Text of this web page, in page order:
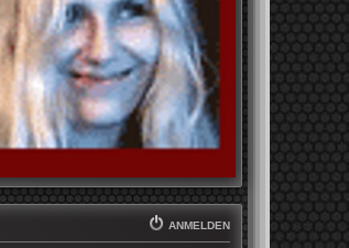
ANMELDEN